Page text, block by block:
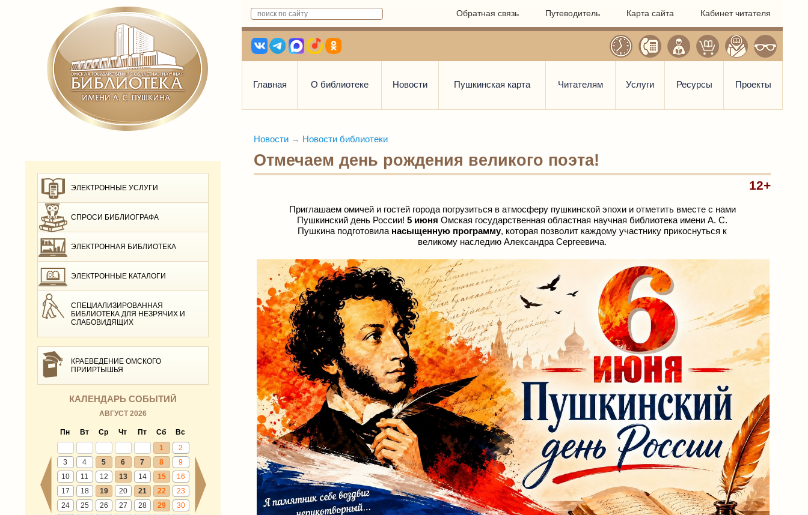
Обратная связь Путеводитель Карта сайта Кабинет читателя
Главная О библиотеке Новости Пушкинская карта Читателям Услуги Ресурсы Проекты
ЭЛЕКТРОННЫЕ УСЛУГИ
СПРОСИ БИБЛИОГРАФА
ЭЛЕКТРОННАЯ БИБЛИОТЕКА
ЭЛЕКТРОННЫЕ КАТАЛОГИ
СПЕЦИАЛИЗИРОВАННАЯ
БИБЛИОТЕКА ДЛЯ НЕЗРЯЧИХ И
СЛАБОВИДЯЩИХ
КРАЕВЕДЕНИЕ ОМСКОГО
ПРИИРТЫШЬЯ
КАЛЕНДАРЬ СОБЫТИЙ
АВГУСТ 2026
Пн Вт Ср Чт Пт Сб
Вс
1
2
3
4 5 6 7 8
9
10
11 12 13 14 15
16
17
18 19 20 21 22
23
24
25 26 27 28 29
30
Новости → Новости библиотеки
Отмечаем день рождения великого поэта!
12+
Приглашаем омичей и гостей города погрузиться в атмосферу пушкинской эпохи и отметить вместе с нами
Пушкинский день России! 5 июня Омская государственная областная научная библиотека имени А. С.
Пушкина подготовила насыщенную программу, которая позволит каждому участнику прикоснуться к
великому наследию Александра Сергеевича.